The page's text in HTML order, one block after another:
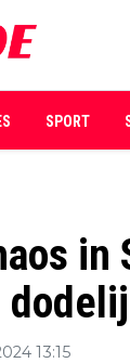
SPORT
in
13:15